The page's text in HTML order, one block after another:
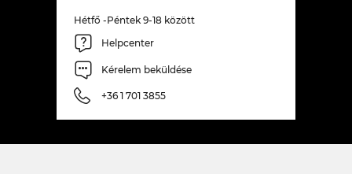
Hétfő -Péntek 9-18 között
Helpcenter
Kérelem beküldése
+36 1 701 3855